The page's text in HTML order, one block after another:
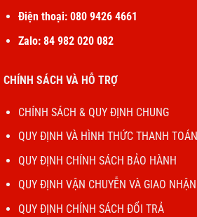
Điện thoại: 080 9426 4661
Zalo: 84 982 020 082
CHÍNH SÁCH VÀ HỖ TRỢ
CHÍNH SÁCH & QUY ĐỊNH CHUNG
QUY ĐỊNH VÀ HÌNH THỨC THANH TOÁN
QUY ĐỊNH CHÍNH SÁCH BẢO HÀNH
QUY ĐỊNH VẬN CHUYỄN VÀ GIAO NHẬN
QUY ĐỊNH CHÍNH SÁCH ĐỔI TRẢ